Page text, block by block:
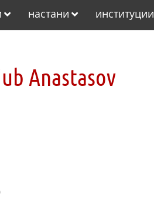
настани институции
Anastasov